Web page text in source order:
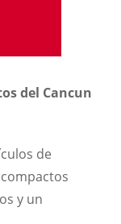
del Cancun
de
y un